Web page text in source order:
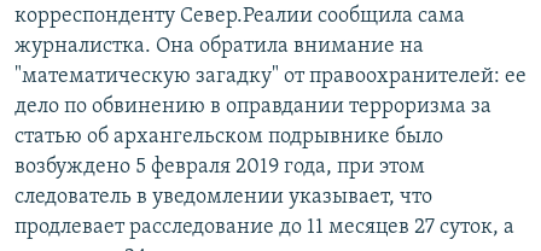
корреспонденту Север.Реалии сообщила сама
журналистка. Она обратила внимание на
"математическую загадку" от правоохранителей: ее
дело по обвинению в оправдании терроризма за
статью об архангельском подрывнике было
возбуждено 5 февраля 2019 года, при этом
следователь в уведомлении указывает, что
продлевает расследование до 11 месяцев 27 суток, а